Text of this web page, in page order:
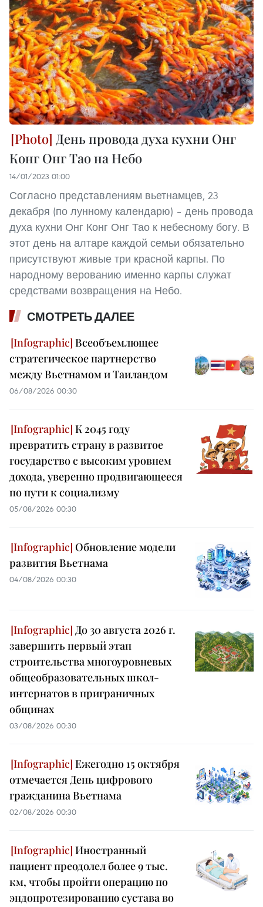
День провода духа кухни Онг
Конг Онг Тао на Небо
14/01/2023 01:00
Согласно представлениям вьетнамцев, 23
декабря (по лунному календарю) – день провода
духа кухни Онг Конг Онг Тао к небесному богу. В
этот день на алтаре каждой семьи обязательно
присутствуют живые три красной карпы. По
народному верованию именно карпы служат
средствами возвращения на Небо.
СМОТРЕТЬ ДАЛЕЕ
Всеобъемлющее
стратегическое партнерство
между Вьетнамом и Таиландом
06/08/2026 00:30
К 2045 году
превратить страну в развитое
государство с высоким уровнем
дохода, уверенно продвигающееся
по пути к социализму
05/08/2026 00:30
Обновление модели
развития Вьетнама
04/08/2026 00:30
До 30 августа 2026 г.
завершить первый этап
строительства многоуровневых
общеобразовательных школ-
интернатов в приграничных
общинах
03/08/2026 00:30
Ежегодно 15 октября
отмечается День цифрового
гражданина Вьетнама
02/08/2026 00:30
Иностранный
пациент преодолел более 9 тыс.
км, чтобы пройти операцию по
эндопротезированию сустава во